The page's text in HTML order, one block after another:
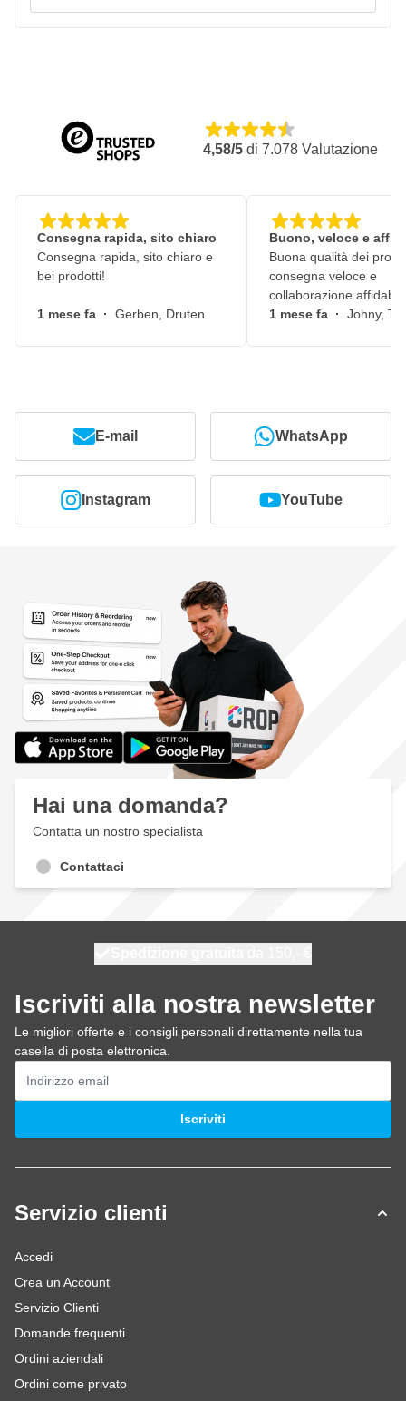
4,58/5 di 7.078 Valutazione
Consegna rapida, sito chiaro
Consegna rapida, sito chiaro e
bei prodotti!
1 mese fa · Gerben, Druten
Buono, veloce e
Buona qualità dei
consegna veloce e
collaborazione
1 mese fa · Johny,
E-mail WhatsApp
Instagram YouTube
Hai una domanda?
Contatta un nostro specialista
Contattaci
Iscriviti alla nostra newsletter
Le migliori offerte e i consigli personali direttamente nella tua
casella di posta elettronica.
Indirizzo email
Iscriviti
Servizio clienti
Accedi
Crea un Account
Servizio Clienti
Domande frequenti
Ordini aziendali
Ordini come privato